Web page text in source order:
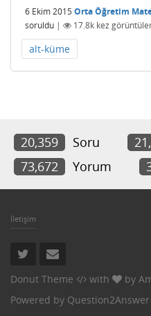
6 Ekim 2015 Orta Öğretim
soruldu | 17.8k kez
alt-küme
20,359 Soru
73,672
Yorum
İletişim
Donut Theme with by
Powered by Question2Answer